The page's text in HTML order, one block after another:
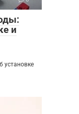
и
установке